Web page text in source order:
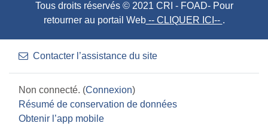
Tous droits réservés © 2021 CRI - FOAD- Pour
retourner au portail Web-- CLIQUER ICI-- .
Contacter l’assistance du site
Non connecté. (Connexion)
Résumé de conservation de données
Obtenir l’app mobile